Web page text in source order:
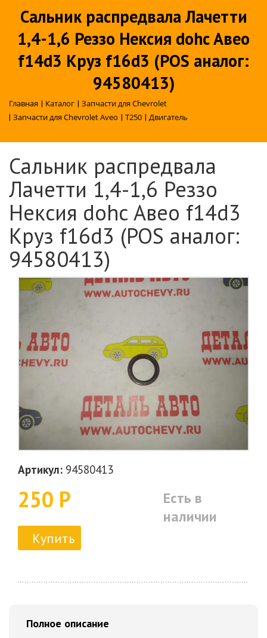
Сальник распредвала Лачетти
1,4-1,6 Реззо Нексия dohc Авео
f14d3 Круз f16d3 (POS аналог:
94580413)
Главная | Каталог | Запчасти для Chevrolet
| Запчасти для Chevrolet Aveo | T250 | Двигатель
Сальник распредвала
Лачетти 1,4-1,6 Реззо
Нексия dohc Авео f14d3
Круз f16d3 (POS аналог:
94580413)
Артикул: 94580413
250 Р
Есть в
наличии
Купить
Полное описание